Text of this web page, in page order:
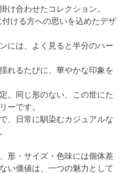
け合わせたコレクション。
ける方への思いを込めたデザ
には、よく見ると半分のハー
れるたびに、華やかな印象を
。同じ形のない、この世にた
ーです。
、日常に馴染むカジュアルな
形・サイズ・色味には個体差
い価値は、一つの魅力として